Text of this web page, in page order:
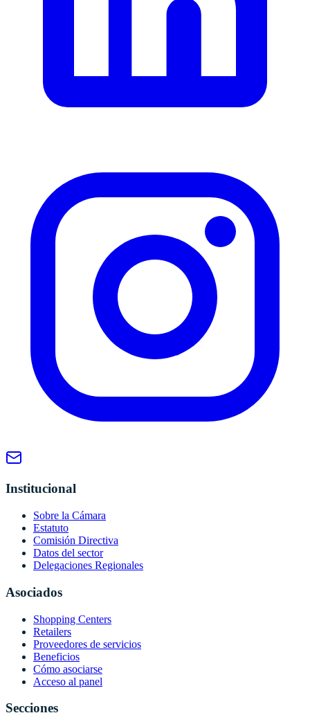
Institucional
Sobre la Cámara
Estatuto
Comisión Directiva
Datos del sector
Delegaciones Regionales
Asociados
Shopping Centers
Retailers
Proveedores de servicios
Beneficios
Cómo asociarse
Acceso al panel
Secciones